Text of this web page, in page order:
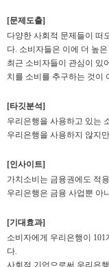
[문제도출]
다양한 사회적 문제들이 떠
다. 소비자들은 이에 더 높
최근 소비자들이 관심이 있
치를 소비를 추구하는 것이
[타깃분석]
우리은행을 사용하고 있는
우리은행을 사용하지 않지
[인사이트]
가치소비는 금융권에도 적
우리은행은 금융 사업뿐 아
[기대효과]
소비자에게 우리은행이
다.
사회적 기업으로써 우리은